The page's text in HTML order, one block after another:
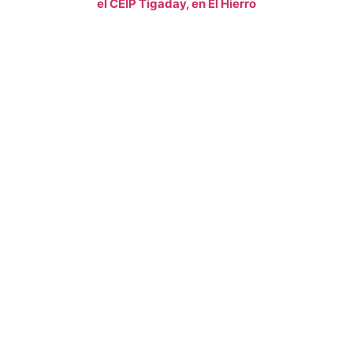
el CEIP Tigaday, en El Hierro